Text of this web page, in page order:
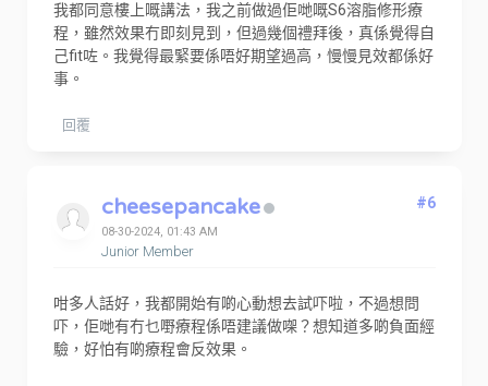
我都同意樓上嘅講法，我之前做過佢哋嘅S6溶脂修形療
程，雖然效果冇即刻見到，但過幾個禮拜後，真係覺得自
己fit咗。我覺得最緊要係唔好期望過高，慢慢見效都係好
事。
回覆
cheesepancake
08-30-2024, 01:43 AM
Junior Member
#6
咁多人話好，我都開始有啲心動想去試吓啦，不過想問
吓，佢哋有冇乜嘢療程係唔建議做㗎？想知道多啲負面經
驗，好怕有啲療程會反效果。